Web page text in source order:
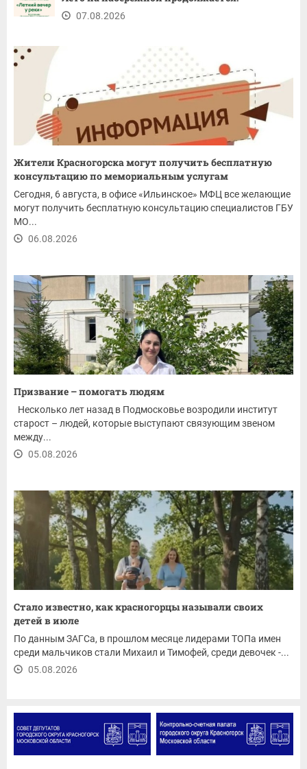
07.08.2026
Жители Красногорска могут получить бесплатную
консультацию по мемориальным услугам
Сегодня, 6 августа, в офисе «Ильинское» МФЦ все желающие
могут получить бесплатную консультацию специалистов ГБУ
МО...
06.08.2026
Призвание – помогать людям
Несколько лет назад в Подмосковье возродили институт
старост – людей, которые выступают связующим звеном
между...
05.08.2026
Стало известно, как красногорцы называли своих
детей в июле
По данным ЗАГСа, в прошлом месяце лидерами ТОПа имен
среди мальчиков стали Михаил и Тимофей, среди девочек -...
05.08.2026